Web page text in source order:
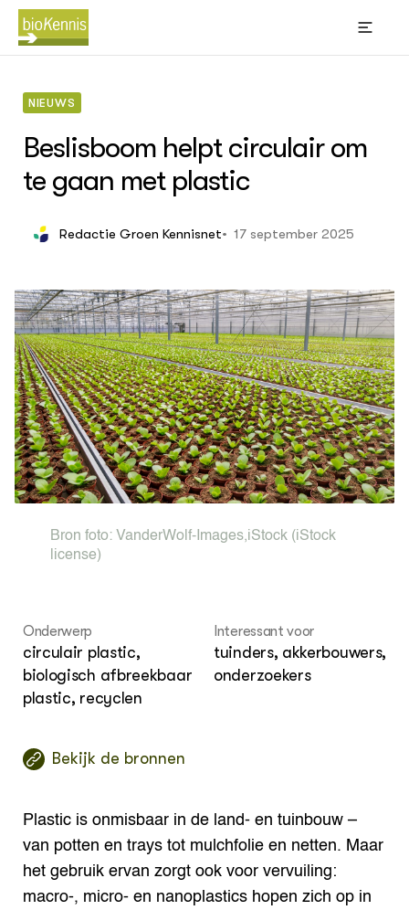
BIOKENNIS
Leren
ACTUEEL
Nieuws
Dossiers
Agenda
OVER
Over ons
NIEUWS
Beslisboom helpt circulair om
te gaan met plastic
Redactie Groen Kennisnet 17 september 2025
Bron foto: VanderWolf-Images,iStock(iStock
license)
Onderwerp
circulair plastic,
biologisch afbreekbaar
plastic, recyclen
Interessant voor
tuinders, akkerbouwers,
onderzoekers
Bekijk de bronnen
Plastic is onmisbaar in de land- en tuinbouw –
van potten en trays tot mulchfolie en netten. Maar
het gebruik ervan zorgt ook voor vervuiling:
macro-, micro- en nanoplastics hopen zich op in